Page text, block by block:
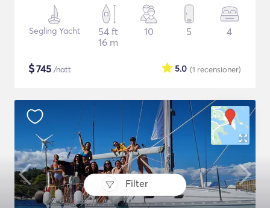
Filter
Segling Yacht
54 ft
16 m
10 5 4
$745 /natt (1 recensioner)
5.0